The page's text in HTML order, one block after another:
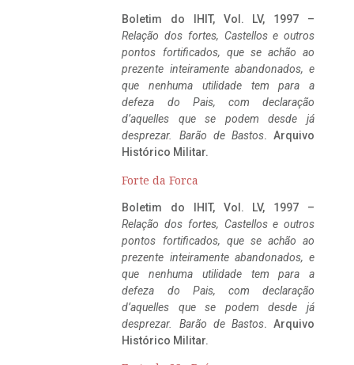
Boletim do IHIT, Vol. LV, 1997 –
Relação dos fortes, Castellos e outros
pontos fortificados, que se achão ao
prezente inteiramente abandonados, e
que nenhuma utilidade tem para a
defeza do Pais, com declaração
d’aquelles que se podem desde já
desprezar. Barão de Bastos. Arquivo
Histórico Militar.
Forte da Forca
Boletim do IHIT, Vol. LV, 1997 –
Relação dos fortes, Castellos e outros
pontos fortificados, que se achão ao
prezente inteiramente abandonados, e
que nenhuma utilidade tem para a
defeza do Pais, com declaração
d’aquelles que se podem desde já
desprezar. Barão de Bastos. Arquivo
Histórico Militar.